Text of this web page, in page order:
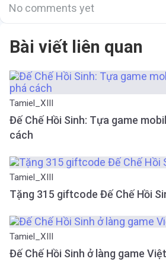
No comments yet
Bài viết liên quan
Tamiel_XIII
Đế Chế Hồi Sinh: Tựa game
cách
Tamiel_XIII
Tặng 315 giftcode Đế Chế Hồi
Tamiel_XIII
Đế Chế Hồi Sinh ở làng game Việt